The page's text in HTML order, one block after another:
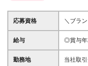
応募資格
＼ブラ
◆未経験歓迎
る方は
立つ専
給与
◎賞与年
【東京
【名古
勤務地
当社取